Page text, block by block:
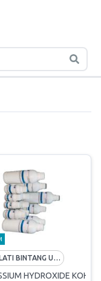
MELATI BINTANG UTAMA
HYDROXIDE